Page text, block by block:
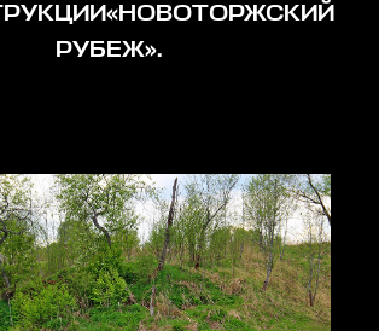
РУБЕЖ».